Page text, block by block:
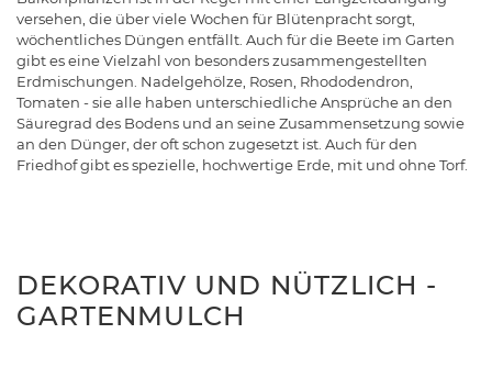
versehen, die über viele Wochen für Blütenpracht sorgt,
wöchentliches Düngen entfällt. Auch für die Beete im Garten
gibt es eine Vielzahl von besonders zusammengestellten
Erdmischungen. Nadelgehölze, Rosen, Rhododendron,
Tomaten - sie alle haben unterschiedliche Ansprüche an den
Säuregrad des Bodens und an seine Zusammensetzung sowie
an den Dünger, der oft schon zugesetzt ist. Auch für den
Friedhof gibt es spezielle, hochwertige Erde, mit und ohne Torf.
DEKORATIV UND NÜTZLICH -
GARTENMULCH